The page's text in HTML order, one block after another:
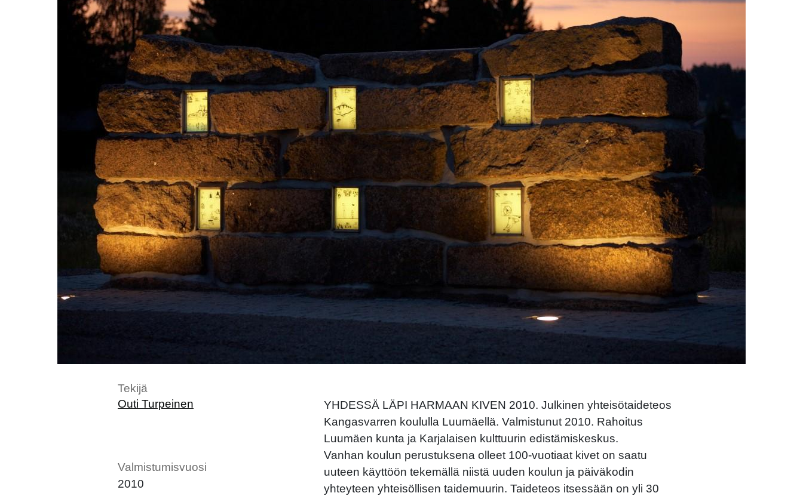
Tekijä
Outi Turpeinen
Valmistumisvuosi
2010
YHDESSÄ LÄPI HARMAAN KIVEN 2010. Julkinen yhteisötaideteos
Kangasvarren koululla Luumäellä. Valmistunut 2010. Rahoitus
Luumäen kunta ja Karjalaisen kulttuurin edistämiskeskus.
Vanhan koulun perustuksena olleet 100-vuotiaat kivet on saatu
uuteen käyttöön tekemällä niistä uuden koulun ja päiväkodin
yhteyteen yhteisöllisen taidemuurin. Taideteos itsessään on yli 30